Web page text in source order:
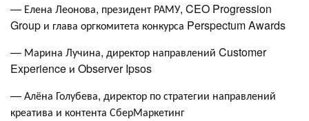
— Елена Леонова, президент РАМУ, CEO Progression
Group и глава оргкомитета конкурса Perspectum Awards
— Марина Лучина, директор направлений Customer
Experience и Observer Ipsos
— Алёна Голубева, директор по стратегии направлений
креатива и контента СберМаркетинг